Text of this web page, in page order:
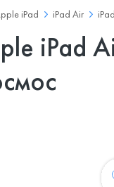
iPad iPad Air
iPad